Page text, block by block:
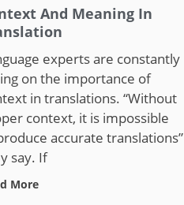
And Meaning In
experts are constantly
on the importance of
in translations. “Without
context, it is impossible
accurate translations”
say. If
More